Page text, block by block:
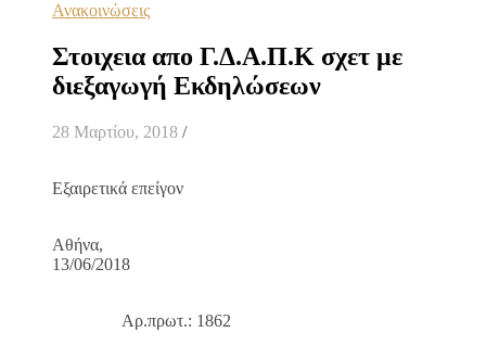
Ανακοινώσεις
Στοιχεια απο Γ.Δ.Α.Π.Κ σχετ με
διεξαγωγή Εκδηλώσεων
28 Μαρτίου, 2018 /
Εξαιρετικά επείγον
Αθήνα,
13/06/2018
Αρ.πρωτ.: 1862